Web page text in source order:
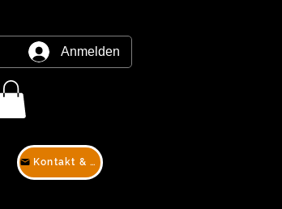
Anmelden
Kontakt & Devis